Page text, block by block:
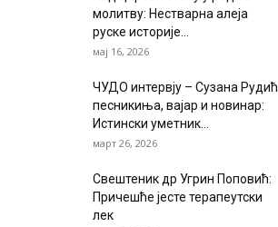
молитву: Нестварна алеја
руске историје...
мај 16, 2026
ЧУДО интервју – Сузана Рудић
песникиња, вајар и новинар:
Истински уметник...
март 26, 2026
Свештеник др Угрин Поповић:
Причешће јесте терапеутски
лек